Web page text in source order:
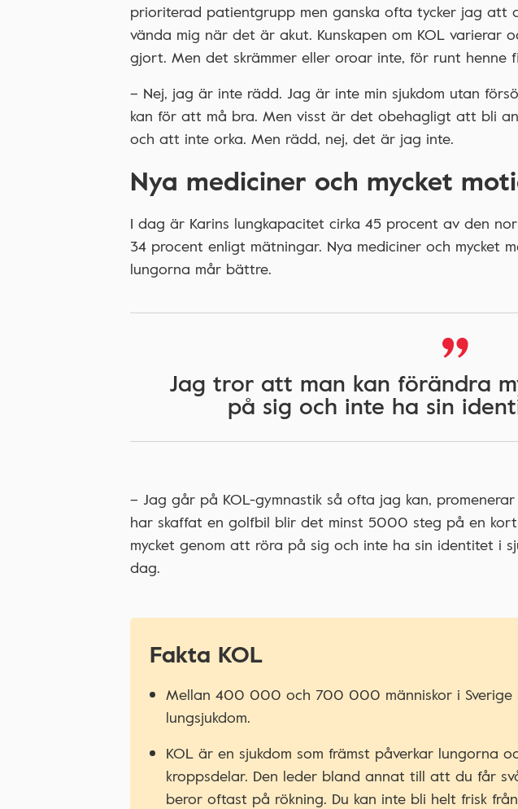
prioriterad patientgrupp men ganska ofta tycker jag
vända mig när det är akut. Kunskapen om KOL varierar
gjort. Men det skrämmer eller oroar inte, för runt henne
– Nej, jag är inte rädd. Jag är inte min sjukdom utan
kan för att må bra. Men visst är det obehagligt att bli
och att inte orka. Men rädd, nej, det är jag inte.
Nya mediciner och mycket
I dag är Karins lungkapacitet cirka 45 procent av den
34 procent enligt mätningar. Nya mediciner och mycket
lungorna mår bättre.
Jag tror att man kan förändra
på sig och inte ha sin
– Jag går på KOL-gymnastik så ofta jag kan,
har skaffat en golfbil blir det minst 5000 steg på en
mycket genom att röra på sig och inte ha sin identitet i
dag.
Fakta KOL
Mellan 400 000 och 700 000 människor i Sverige
lungsjukdom.
KOL är en sjukdom som främst påverkar lungorna
kroppsdelar. Den leder bland annat till att du får
beror oftast på rökning. Du kan inte bli helt frisk